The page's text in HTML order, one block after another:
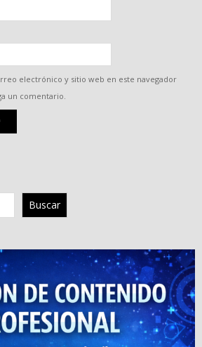
electrónico y sitio web en este navegador
un comentario.
Buscar